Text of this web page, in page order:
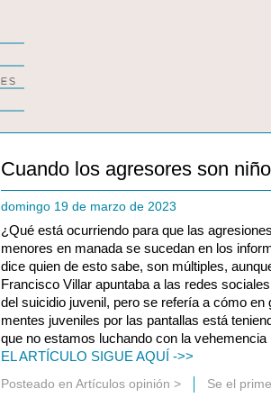
Cuando los agresores son
domingo 19 de marzo de 2023
¿Qué está ocurriendo para que las
menores en manada se sucedan en los
dice quien de esto sabe, son múltiples,
Francisco Villar apuntaba a las redes
del suicidio juvenil, pero se refería a cómo en
mentes juveniles por las pantallas está
que no estamos luchando con la vehemencia
EL ARTÍCULO SIGUE AQUÍ ->>
Posteado en Artículos opinión > Se el